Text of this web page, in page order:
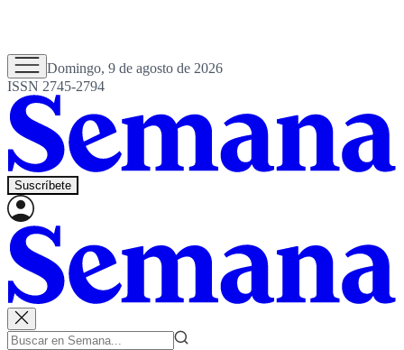
Domingo, 9 de agosto de 2026
ISSN 2745-2794
Suscríbete